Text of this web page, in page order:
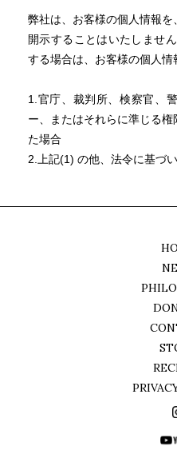
弊社は、お客様の個人情報
開示することはいたしませ
する場合は、お客様の個人情
1.官庁、裁判所、検察官、
ー、またはそれらに準じる
た場合
2.上記(1) の他、法令に基づ